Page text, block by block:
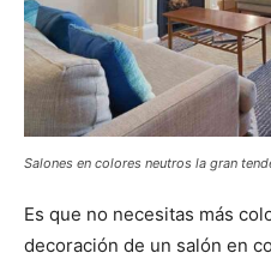
Salones en colores neutros la gran
Es que no necesitas más
decoración de un salón en